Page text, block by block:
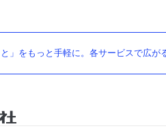
」をもっと手軽に。各サービスで広が